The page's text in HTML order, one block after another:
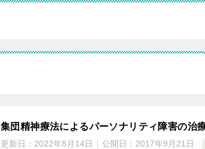
集団精神療法によるパーソナリティ障害の治
更新日： 2022年8月14日 公開日： 2017年9月21日